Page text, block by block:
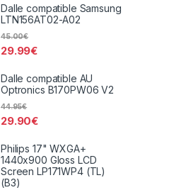
Dalle compatible Samsung
LTN156AT02-A02
29.99€
45.00€
Dalle compatible AU
Optronics B170PW06 V2
29.90€
44.95€
Philips 17" WXGA+
1440x900 Gloss LCD
Screen LP171WP4 (TL)
(B3)